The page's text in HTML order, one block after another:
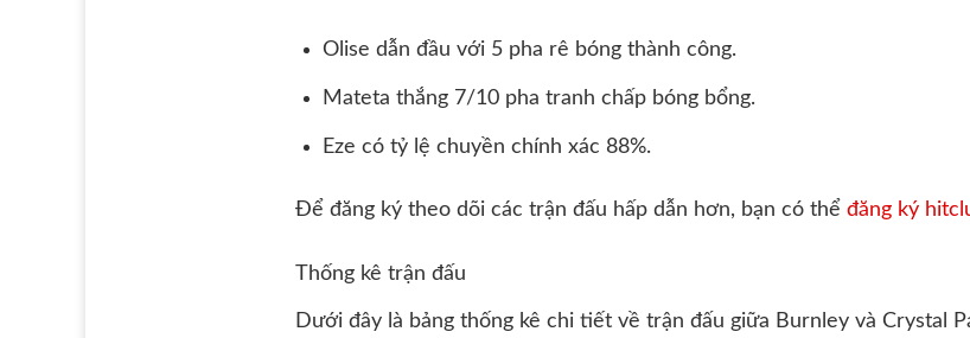
Olise dẫn đầu với 5 pha rê bóng thành công.
Mateta thắng 7/10 pha tranh chấp bóng bổng.
Eze có tỷ lệ chuyền chính xác 88%.
Để đăng ký theo dõi các trận đấu hấp dẫn hơn, bạn có thể đăng ký
Thống kê trận đấu
Dưới đây là bảng thống kê chi tiết về trận đấu giữa Burnley và Crystal